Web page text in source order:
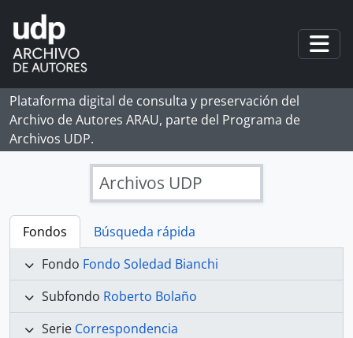
Skip to main content
Plataforma digital de consulta y preservación del
Archivo de Autores ARAU, parte del Programa de
Archivos UDP.
Archivos UDP
Fondos
Búsqueda rápida
Fondo Fondo Soledad Bianchi
Subfondo Roberto Bolaño
Serie Correspondencia